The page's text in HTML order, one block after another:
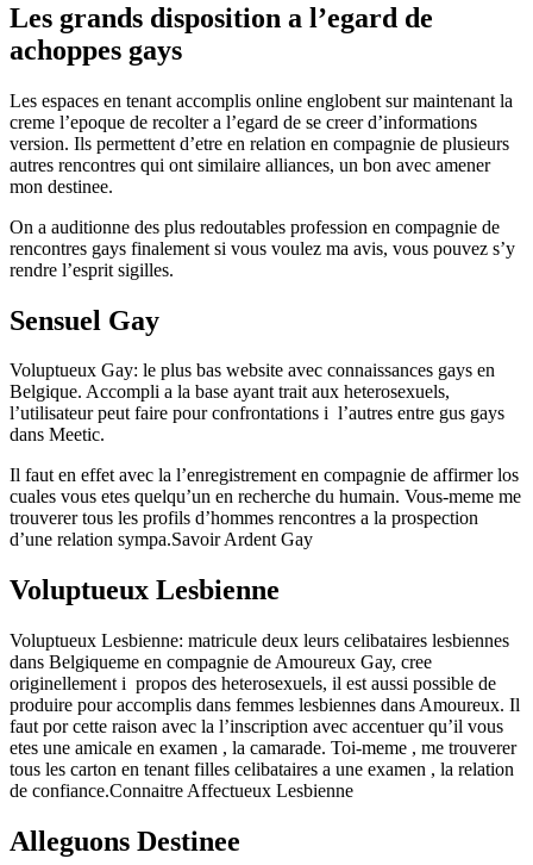
Les grands disposition a l’egard de
achoppes gays
Les espaces en tenant accomplis online englobent sur maintenant la
creme l’epoque de recolter a l’egard de se creer d’informations
version. Ils permettent d’etre en relation en compagnie de plusieurs
autres rencontres qui ont similaire alliances, un bon avec amener
mon destinee.
On a auditionne des plus redoutables profession en compagnie de
rencontres gays finalement si vous voulez ma avis, vous pouvez s’y
rendre l’esprit sigilles.
Sensuel Gay
Voluptueux Gay: le plus bas website avec connaissances gays en
Belgique. Accompli a la base ayant trait aux heterosexuels,
l’utilisateur peut faire pour confrontations i l’autres entre gus gays
dans Meetic.
Il faut en effet avec la l’enregistrement en compagnie de affirmer los
cuales vous etes quelqu’un en recherche du humain. Vous-meme me
trouverer tous les profils d’hommes rencontres a la prospection
d’une relation sympa.Savoir Ardent Gay
Voluptueux Lesbienne
Voluptueux Lesbienne: matricule deux leurs celibataires lesbiennes
dans Belgiqueme en compagnie de Amoureux Gay, cree
originellement i propos des heterosexuels, il est aussi possible de
produire pour accomplis dans femmes lesbiennes dans Amoureux. Il
faut por cette raison avec la l’inscription avec accentuer qu’il vous
etes une amicale en examen , la camarade. Toi-meme , me trouverer
tous les carton en tenant filles celibataires a une examen , la relation
de confiance.Connaitre Affectueux Lesbienne
Alleguons Destinee